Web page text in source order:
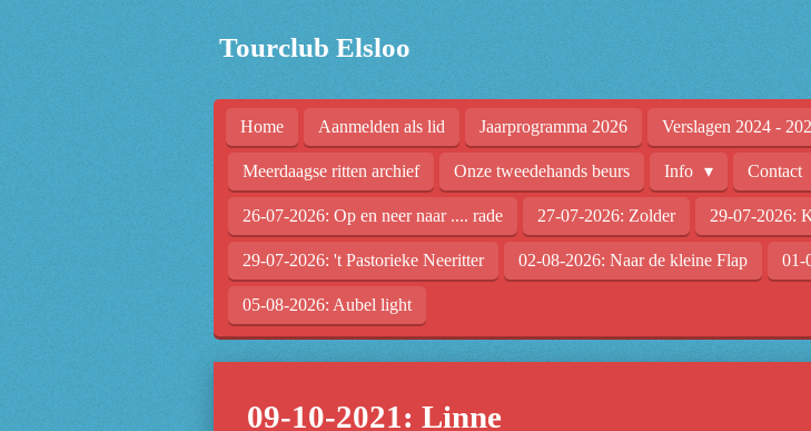
Tourclub Elsloo
Home Aanmelden als lid Jaarprogramma 2026 Verslagen 2024 -
Meerdaagse ritten archief Onze tweedehands beurs Info Contact
26-07-2026: Op en neer naar .... rade 27-07-2026: Zolder 29-07-2026:
29-07-2026: 't Pastorieke Neeritter 02-08-2026: Naar de kleine Flap 01-
05-08-2026: Aubel light
09-10-2021: Linne